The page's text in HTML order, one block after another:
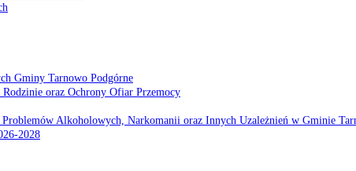
Gminy Tarnowo Podgórne
oraz Ochrony Ofiar Przemocy
Alkoholowych, Narkomanii oraz Innych Uzależnień w Gminie
2028